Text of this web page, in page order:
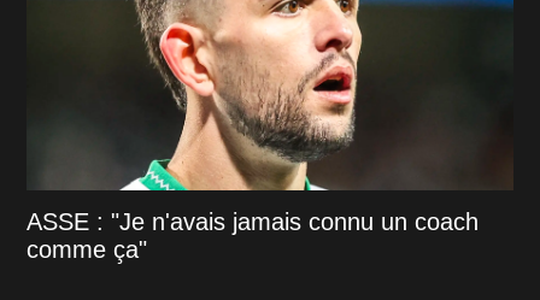
ASSE : "Je n'avais jamais connu un coach
comme ça"